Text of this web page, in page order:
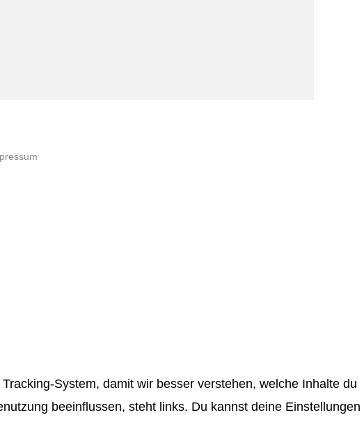
System, damit wir besser verstehen, welche Inhalte du
beeinflussen, steht links. Du kannst deine Einstellungen